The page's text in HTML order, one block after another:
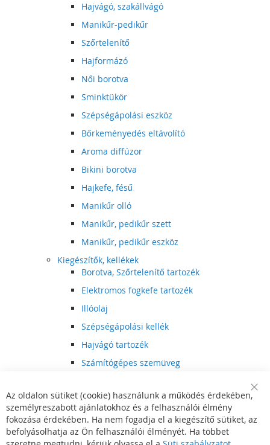
Hajvágó, szakállvágó
Manikűr-pedikűr
Szőrtelenítő
Hajformázó
Női borotva
Sminktükör
Szépségápolási eszköz
Bőrkeményedés eltávolító
Aroma diffúzor
Bikini borotva
Hajkefe, fésű
Manikűr olló
Manikűr, pedikűr szett
Manikűr, pedikűr eszköz
Kiegészítők, kellékek
Borotva, Szőrtelenítő tartozék
Elektromos fogkefe tartozék
Illóolaj
Szépségápolási kellék
Hajvágó tartozék
Számítógépes szemüveg
Hajvágó kiegészítő
Szórakoztató elektronika
Multimédia
DVD, BluRay lejátszó
Bar
Az oldalon sütiket (cookie) használunk a működés érdekében,
személyreszabott ajánlatokhoz és a felhasználói élmény
fokozása érdekében. Ha nem fogadja el a kiegészítő sütiket, az
befolyásolhatja az Ön felhasználói élményét. Ha többet